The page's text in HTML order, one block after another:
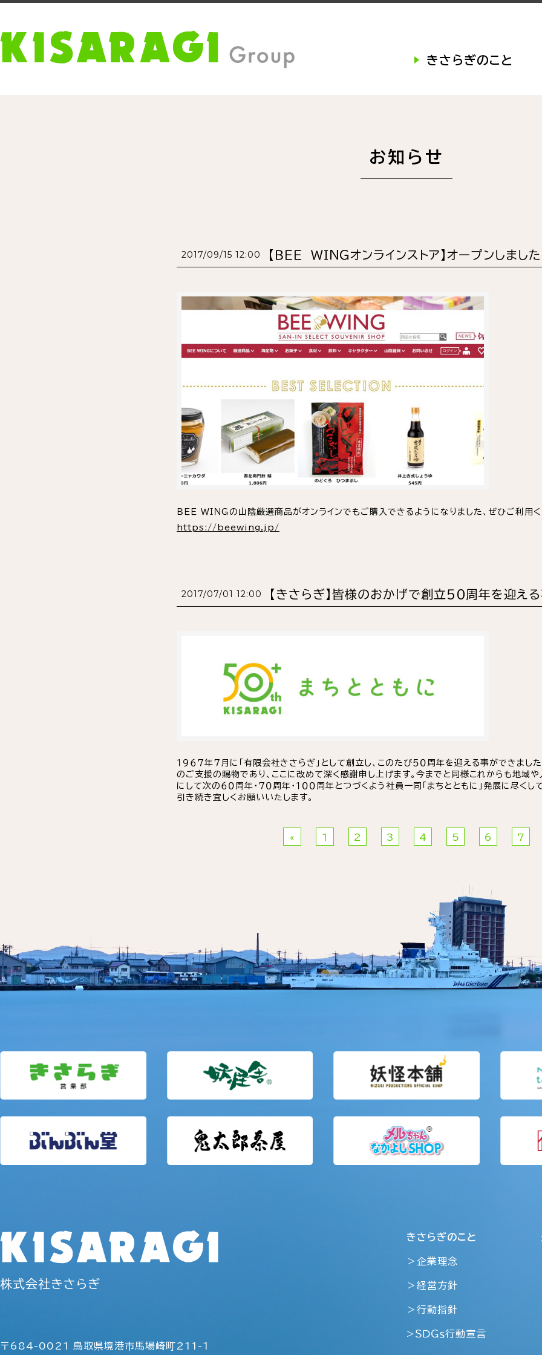
きさらぎのこと
お知らせ
2017/09/15 12:00 【ＢＥＥ ＷＩＮＧオンラインストア】オープンしました
ＢＥＥ ＷＩＮＧの山陰厳選商品がオンラインでもご購入できるようになりました、ぜひご利用
https://beewing.jp/
2017/07/01 12:00 【きさらぎ】皆様のおかげで創立５０周年を迎え
１９６７年７月に「有限会社きさらぎ」として創立し、このたび５０周年を迎える事ができまし
のご支援の賜物であり、ここに改めて深く感謝申し上げます。今までと同様これからも地域
にして次の６０周年・７０周年・１００周年とつづくよう社員一同「まちとともに」発展に尽くし
引き続き宜しくお願いいたします。
« 1 2 3 4 5 6 7
株式会社きさらぎ
〒684-0021 鳥取県境港市馬場崎町211-1
きさらぎのこと
＞企業理念
＞経営方針
＞行動指針
>ＳＤＧｓ行動宣言